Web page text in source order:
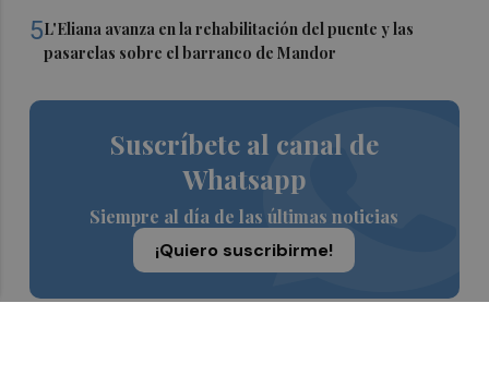
5L'Eliana avanza en la rehabilitación del puente y las
pasarelas sobre el barranco de Mandor
Suscríbete al canal de
Whatsapp
Siempre al día de las últimas noticias
¡Quiero suscribirme!